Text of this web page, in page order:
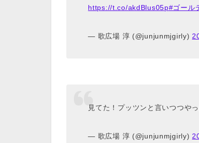
https://t.co/akdBlus05p#ゴール
— 歌広場 淳 (@junjunmjgirly)
見てた！プッツンと言いつつや
— 歌広場 淳 (@junjunmjgirly)